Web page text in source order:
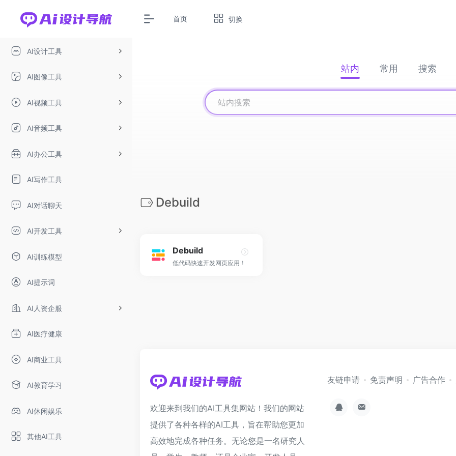
AI设计工具
AI图像工具
AI视频工具
AI音频工具
AI办公工具
AI写作工具
AI对话聊天
AI开发工具
AI训练模型
AI提示词
AI人资企服
AI医疗健康
AI商业工具
AI教育学习
AI休闲娱乐
其他AI工具
首页 切换
站内 常用 搜索
Debuild
Debuild
低代码快速开发网页应用！
欢迎来到我们的AI工具集网站！我们的网站
提供了各种各样的AI工具，旨在帮助您更加
高效地完成各种任务。无论您是一名研究人
友链申请 免责声明 广告合作